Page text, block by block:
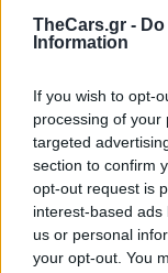
TheCars.gr -
Information
If you wish to opt-
processing of your
targeted
section to confirm
opt-out request is
interest-based
us or personal
your opt-out. You
σφόνδυλο
κιβώτιο
Για να
λειτουργία,
συμπλέκτες
με τη
(συνήθως